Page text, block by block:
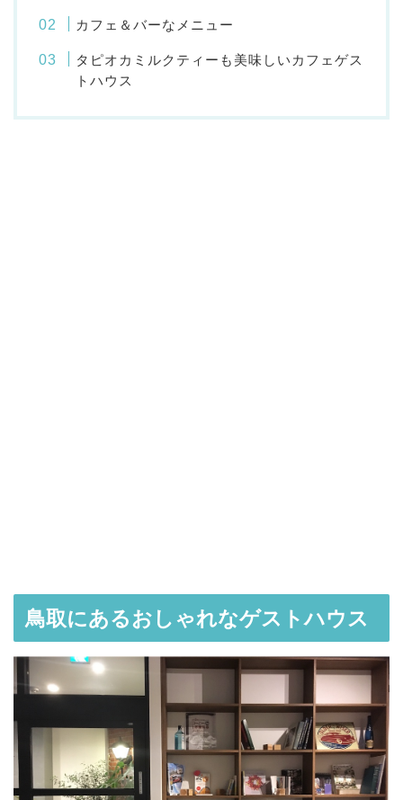
カフェ＆バーなメニュー
タピオカミルクティーも美味しいカフェゲス
トハウス
鳥取にあるおしゃれなゲストハウス